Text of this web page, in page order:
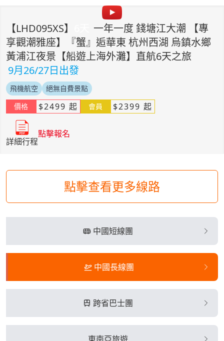
中國短線團
中國長線團
跨省巴士團
【LHD095XS】
一年一度 錢塘江大潮 【專
享觀潮雅座】『蟹』逅華東 杭州西湖 烏鎮水鄉
黃浦江夜景【船遊上海外灘】直航6天之旅
9月26/27日出發
飛機航空
絕無自費景點
價格
$2499 起 會員 $2399 起
詳細行程
點擊報名
點擊查看更多線路